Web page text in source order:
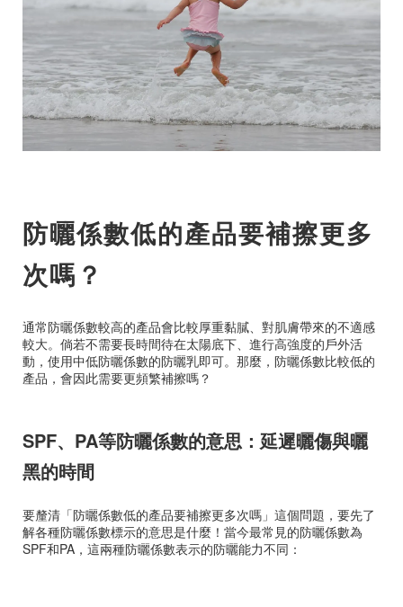
防曬係數低的產品要補擦更多
次嗎？
通常防曬係數較高的產品會比較厚重黏膩、對肌膚帶來的不適感
較大。倘若不需要長時間待在太陽底下、進行高強度的戶外活
動，使用中低防曬係數的防曬乳即可。那麼，防曬係數比較低的
產品，會因此需要更頻繁補擦嗎？
SPF、PA等防曬係數的意思：延遲曬傷與曬
黑的時間
要釐清「防曬係數低的產品要補擦更多次嗎」這個問題，要先了
解各種防曬係數標示的意思是什麼！當今最常見的防曬係數為
SPF和PA，這兩種防曬係數表示的防曬能力不同：